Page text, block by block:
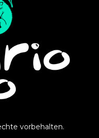
vorbehalten.